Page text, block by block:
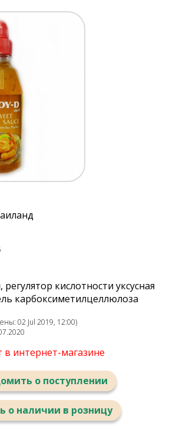
кислотности уксусная
карбоксиметилцеллюлоза
02 Jul 2019, 12:00)
в интернет-магазине
о поступлении
о наличии в розницу